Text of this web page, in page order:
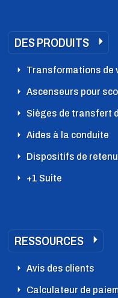
DES PRODUITS
Transformations de
Ascenseurs pour
Sièges de transfert
Aides à la conduite
Dispositifs de
+1 Suite
RESSOURCES
Avis des clients
Calculateur de